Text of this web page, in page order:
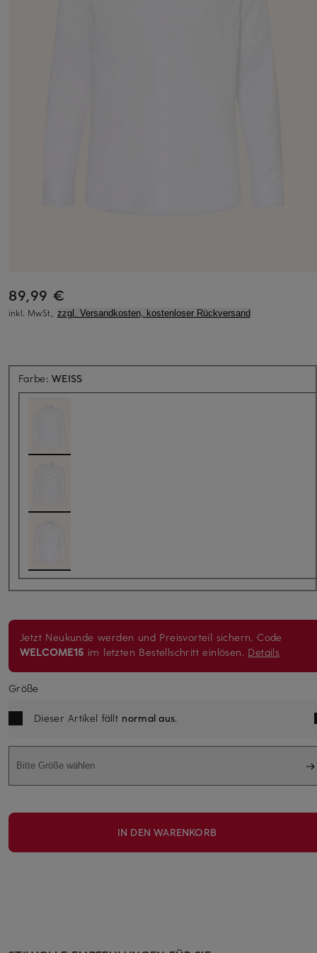
89,99 €
inkl. MwSt., zzgl. Versandkosten, kostenloser Rückversand
Farbe:WEISS
Jetzt Neukunde werden und Preisvorteil sichern. Code
WELCOME15 im letzten Bestellschritt einlösen. Details
Größe
Dieser Artikel fällt normal aus.
Bitte Größe wählen
IN DEN WARENKORB